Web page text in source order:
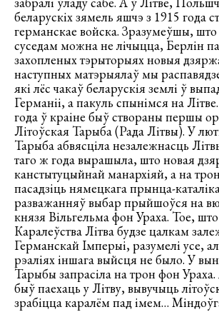
беларускіх зямель яшчэ з 1915 года
германскае войска. Зразумеўшы, што
суседам можна не лічыцца, Берлін
захопленых тэрыторыях новыя
наступных матэрыялаў мы
які лёс чакаў беларускія землі ў
Германіі, а пакуль спынімся на
года ў краіне быў створаны першы
Літоўская Тарыба (Рада Літвы). У
Тарыба абвясціла незалежнасць
таго ж года вырашыла, што новая
канстытуцыйнай манархіяй, а на
пасадзіць нямецкага прынца-
разважанняў выбар прыйшоўся на
князя Вільгельма фон Ураха. Тое,
Каралеўства Літва будзе цалкам
Германскай Імперыі, разумелі усе,
рэаліях іншага выйсця не было. У
Тарыбы запрасіла на трон фон
быў паехаць у Літву, вывучыць
зрабіцца каралём пад імем…